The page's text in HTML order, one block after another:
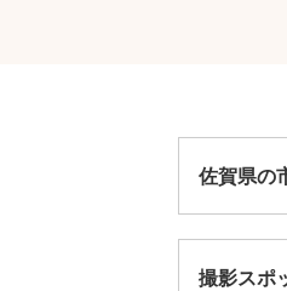
佐賀県の
撮影スポ